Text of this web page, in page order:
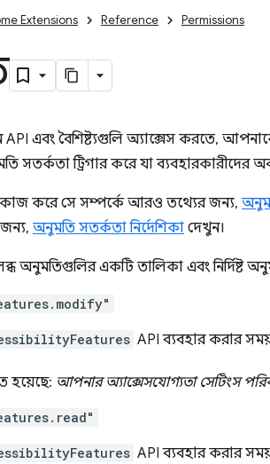
Extensions Reference Permissions
API এবং বৈশিষ্ট্যগুলি অ্যাক্সেস করতে,
সতর্কতা ট্রিগার করে যা ব্যবহারকারীদের
করে সে সম্পর্কে আরও তথ্যের জন্য,
অনুমতি সতর্কতা নির্দেশিকা দেখুন।
অনুমতিগুলির একটি তালিকা এবং নির্দিষ্ট
API ব্যবহার করার সময়
হয়েছে: আপনার অ্যাক্সেসযোগ্যতা সেটিংস
API ব্যবহার করার